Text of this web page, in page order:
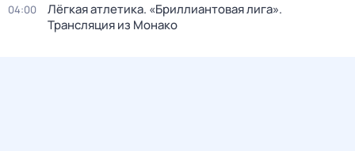
04:00
Лёгкая атлетика. «Бриллиантовая лига».
Трансляция из Монако